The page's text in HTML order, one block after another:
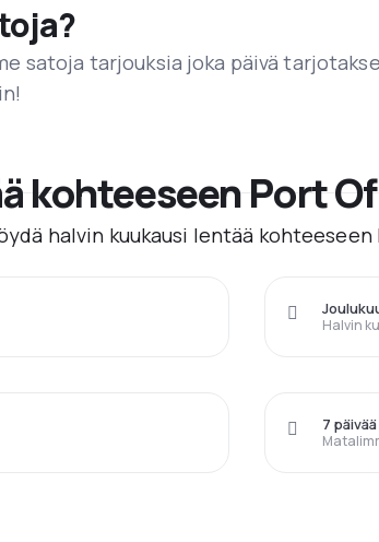
satoja tarjouksia joka päivä
kohteeseen Port
halvin kuukausi lentää kohteeseen
Halvin
7